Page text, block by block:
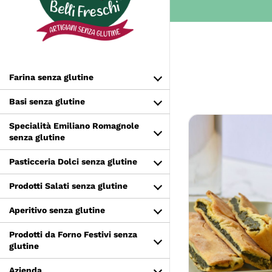
contenuto
Farina senza glutine
Basi senza glutine
Specialità Emiliano Romagnole
senza glutine
Pasticceria Dolci senza glutine
Prodotti Salati senza glutine
Aperitivo senza glutine
Prodotti da Forno Festivi senza
glutine
Azienda
SCEGLI